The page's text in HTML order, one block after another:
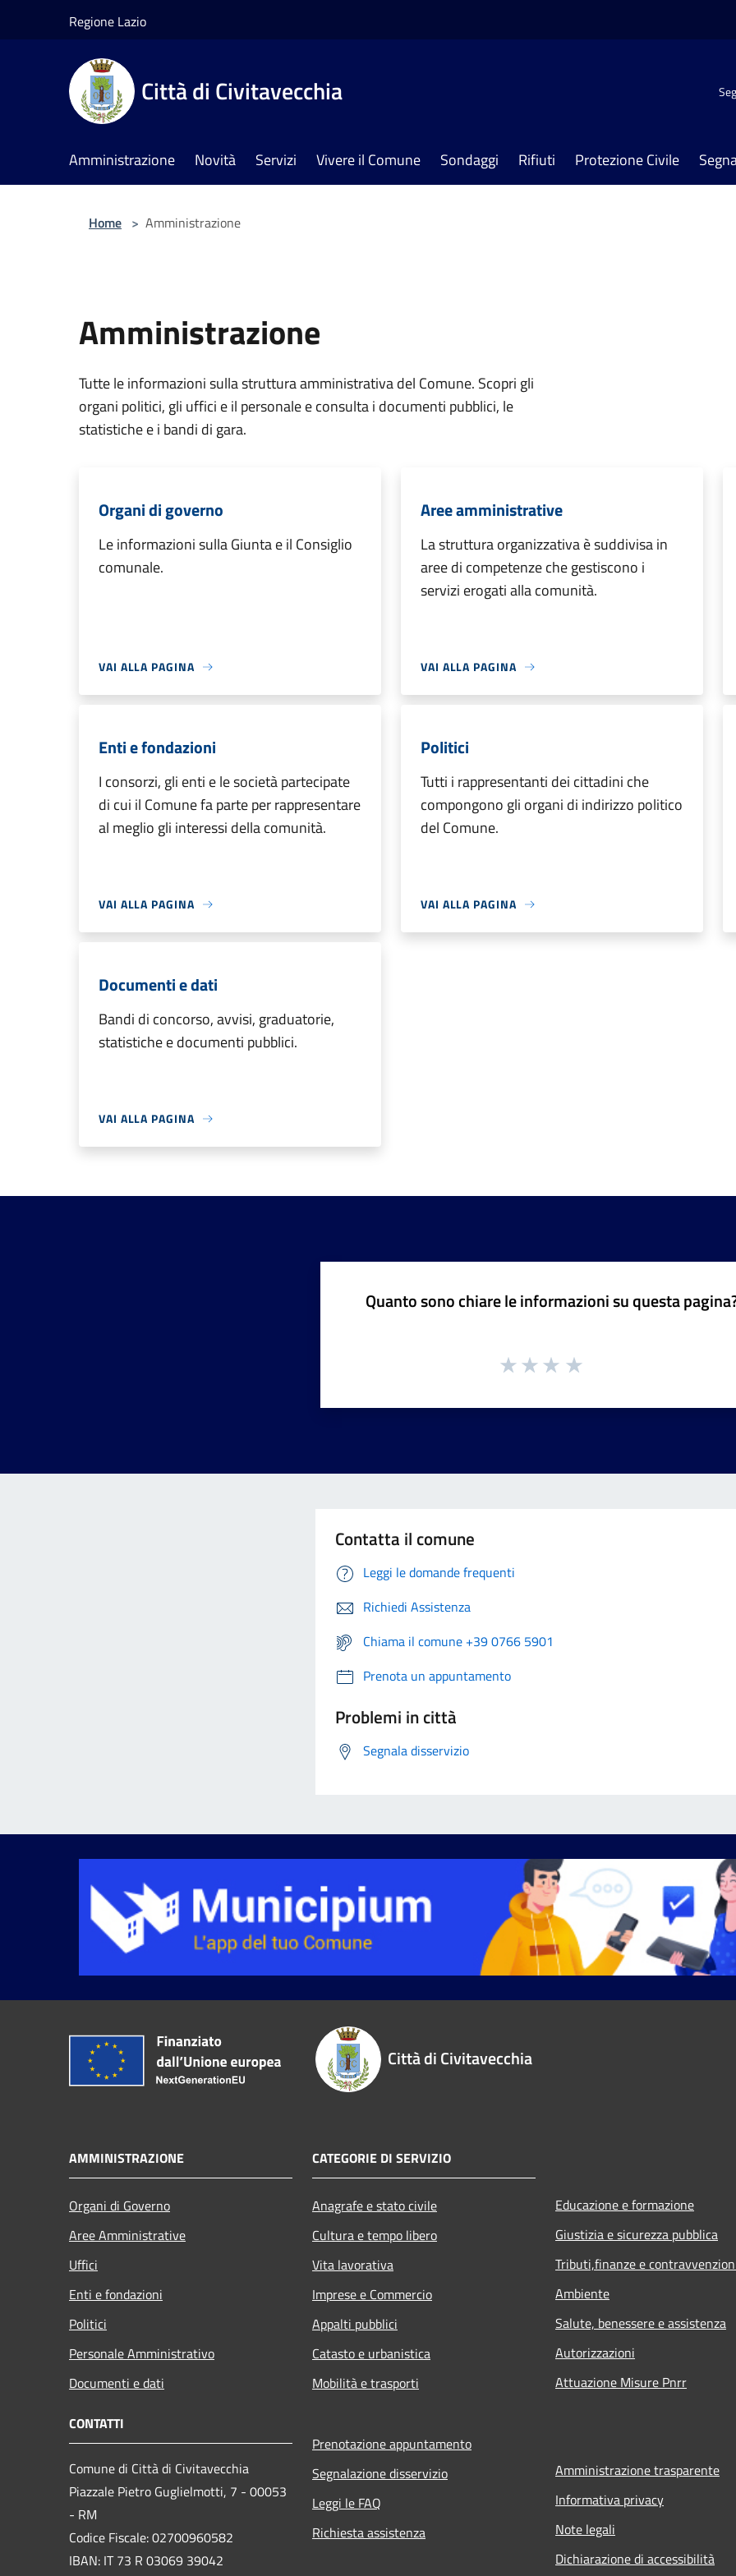
Regione Lazio
Città di Civitavecchia
Amministrazione Novità Servizi Vivere il Comune Sondaggi Rifiuti Protezione Civile
Home > Amministrazione
Amministrazione
Tutte le informazioni sulla struttura amministrativa del Comune. Scopri gli
organi politici, gli uffici e il personale e consulta i documenti pubblici, le
statistiche e i bandi di gara.
Organi di governo
Le informazioni sulla Giunta e il Consiglio
comunale.
VAI ALLA PAGINA
Aree amministrative
La struttura organizzativa è suddivisa in
aree di competenze che gestiscono i
servizi erogati alla comunità.
VAI ALLA PAGINA
Enti e fondazioni
I consorzi, gli enti e le società partecipate
di cui il Comune fa parte per rappresentare
al meglio gli interessi della comunità.
VAI ALLA PAGINA
Politici
Tutti i rappresentanti dei cittadini che
compongono gli organi di indirizzo politico
del Comune.
VAI ALLA PAGINA
Documenti e dati
Bandi di concorso, avvisi, graduatorie,
statistiche e documenti pubblici.
VAI ALLA PAGINA
Quanto sono chiare le informazioni su questa
Contatta il comune
Leggi le domande frequenti
Richiedi Assistenza
Chiama il comune +39 0766 5901
Prenota un appuntamento
Problemi in città
Segnala disservizio
Città di Civitavecchia
AMMINISTRAZIONE
Organi di Governo
Aree Amministrative
Uffici
Enti e fondazioni
Politici
Personale Amministrativo
Documenti e dati
CATEGORIE DI SERVIZIO
Anagrafe e stato civile
Cultura e tempo libero
Vita lavorativa
Imprese e Commercio
Appalti pubblici
Catasto e urbanistica
Mobilità e trasporti
Educazione e formazione
Giustizia e sicurezza pubblica
Tributi,finanze e
Ambiente
Salute, benessere e assistenza
Autorizzazioni
Attuazione Misure Pnrr
CONTATTI
Comune di Città di Civitavecchia
Piazzale Pietro Guglielmotti, 7 - 00053
- RM
Codice Fiscale: 02700960582
IBAN: IT 73 R 03069 39042
Prenotazione appuntamento
Segnalazione disservizio
Leggi le FAQ
Richiesta assistenza
Amministrazione trasparente
Informativa privacy
Note legali
Dichiarazione di accessibilità